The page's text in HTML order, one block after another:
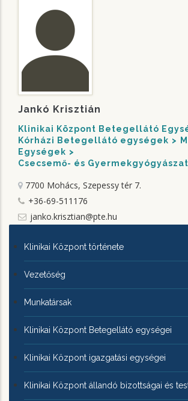
Jankó Krisztián
Klinikai Központ Betegellátó
Kórházi Betegellátó egységek
Egységek
Csecsemő- és
7700 Mohács, Szepessy tér 7.
+36-69-511176
janko.krisztian@pte.hu
KLINIKAI
KÖZPONTRÓL
Klinikai Központ története
Vezetőség
Munkatársak
Klinikai Központ Betegellátó egységei
Klinikai Központ igazgatási egységei
Klinikai Központ állandó bizottságai és